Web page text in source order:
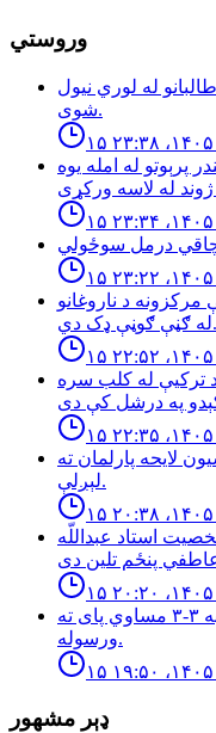
وروستي
له لوري نيول
شوى.
پرېوتو له امله یوه
د ناروغانو
له ګڼې ګوڼې ډک دي.
ترکیې له کلب سره
لایحه پارلمان ته
لېږلې.
استاد عبداللّه
کانټیننټال جام؛ افغانستان او روسیې لوبه ۳-۳ مساوي پای ته
ورسوله.
ډېر مشهور